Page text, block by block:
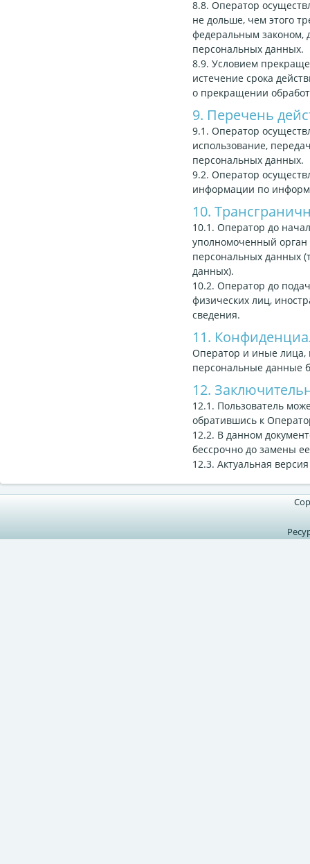
8.8. Оператор
не дольше, чем этого
федеральным законом,
персональных данных.
8.9. Условием
истечение срока
о прекращении
9. Перечень
9.1. Оператор
использование,
персональных данных.
9.2. Оператор
информации по
10.
10.1. Оператор до
уполномоченный орган
персональных данных
данных).
10.2. Оператор до
физических лиц,
сведения.
11.
Оператор и иные лица,
персональные данные
12.
12.1. Пользователь
обратившись к
12.2. В данном
бессрочно до замены
12.3. Актуальная